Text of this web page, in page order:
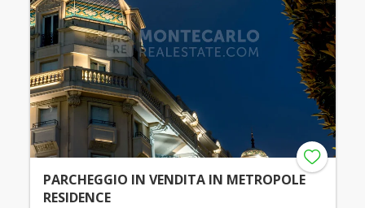
PARCHEGGIO IN VENDITA IN METROPOLE
RESIDENCE